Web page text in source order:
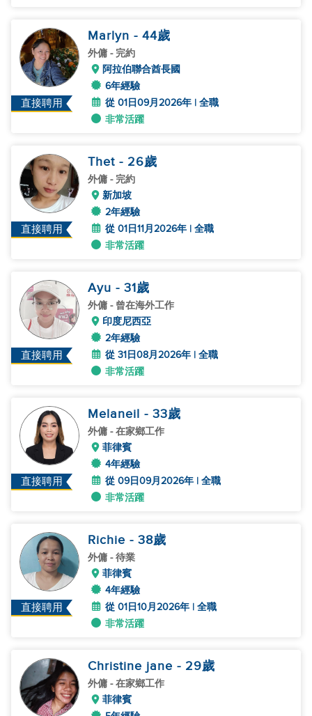
直接聘用
Marlyn - 44歲
外傭 - 完約
阿拉伯聯合酋長國
6年經驗
從 01日09月2026年 | 全職
非常活躍
直接聘用
Thet - 26歲
外傭 - 完約
新加坡
2年經驗
從 01日11月2026年 | 全職
非常活躍
直接聘用
Ayu - 31歲
外傭 - 曾在海外工作
印度尼西亞
2年經驗
從 31日08月2026年 | 全職
非常活躍
直接聘用
Melaneil - 33歲
外傭 - 在家鄉工作
菲律賓
4年經驗
從 09日09月2026年 | 全職
非常活躍
直接聘用
Richie - 38歲
外傭 - 待業
菲律賓
4年經驗
從 01日10月2026年 | 全職
非常活躍
Christine jane - 29歲
外傭 - 在家鄉工作
菲律賓